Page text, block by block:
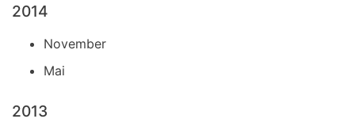
2014
November
Mai
2013